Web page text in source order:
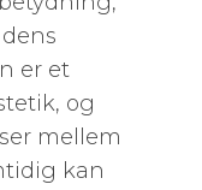
er et
og
mellem
kan